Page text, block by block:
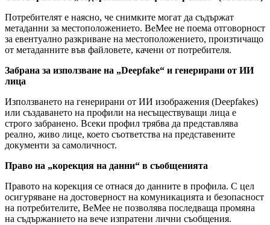
Потребителят е наясно, че снимките могат да съдържат
метаданни за местоположението. BeMee не поема отговорност
за евентуално разкриване на местоположението, произтичащо
от метаданните във файловете, качени от потребителя.
Забрана за използване на „Deepfake“ и генерирани от ИИ
лица
Използването на генерирани от ИИ изображения (Deepfakes)
или създаването на профили на несъществуващи лица е
строго забранено. Всеки профил трябва да представлява
реално, живо лице, което съответства на представените
документи за самоличност.
Право на „корекция на данни“ в съобщенията
Правото на корекция се отнася до данните в профила. С цел
осигуряване на достоверност на комуникацията и безопасност
на потребителите, BeMee не позволява последваща промяна
на съдържанието на вече изпратени лични съобщения.